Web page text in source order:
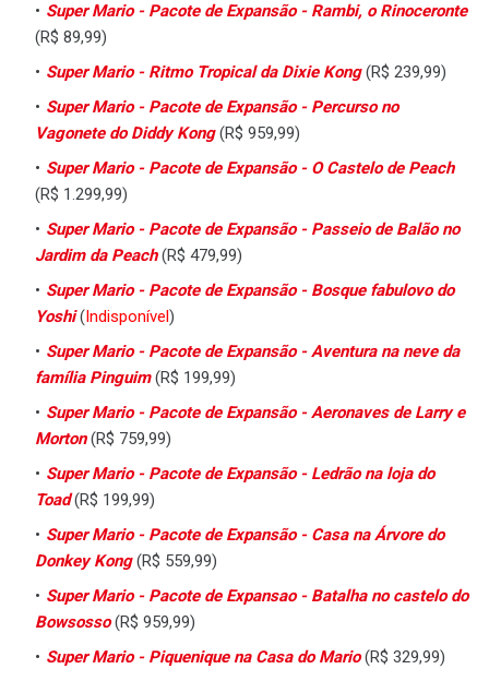
Super Mario - Pacote de Expansão - Rambi, o Rinoceronte
(R$ 89,99)
Super Mario - Ritmo Tropical da Dixie Kong(R$ 239,99)
Super Mario - Pacote de Expansão - Percurso no
Vagonete do Diddy Kong(R$ 959,99)
Super Mario - Pacote de Expansão - O Castelo de Peach
(R$ 1.299,99)
Super Mario - Pacote de Expansão - Passeio de Balão no
Jardim da Peach(R$ 479,99)
Super Mario - Pacote de Expansão - Bosque fabulovo do
Yoshi(Indisponível)
Super Mario - Pacote de Expansão - Aventura na neve da
família Pinguim(R$ 199,99)
Super Mario - Pacote de Expansão - Aeronaves de Larry e
Morton(R$ 759,99)
Super Mario - Pacote de Expansão - Ledrão na loja do
Toad(R$ 199,99)
Super Mario - Pacote de Expansão - Casa na Árvore do
Donkey Kong(R$ 559,99)
Super Mario - Pacote de Expansao - Batalha no castelo do
Bowsosso(R$ 959,99)
Super Mario - Piquenique na Casa do Mario(R$ 329,99)